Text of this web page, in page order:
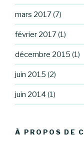
mars 2017(7)
février 2017(1)
décembre 2015 (1)
juin 2015 (2)
juin 2014 (1)
À PROPOS DE